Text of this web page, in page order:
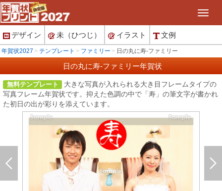
デザイン 未（ひつじ） イラスト 文例
年賀状2027 テンプレート ファミリー 日の丸に寿-ファミリー
日の丸に寿-ファミリー年賀状
無料テンプレート
大きな写真が入れられる大き目フレームタイプの
写真フレーム年賀状です。抑えた色調の中で「寿」の筆文字が書かれ
た初日の出が彩りを添えています。